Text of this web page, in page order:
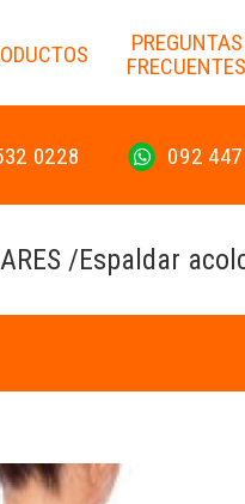
PREGUNTAS
FRECUENTES
0228 092
/Espaldar